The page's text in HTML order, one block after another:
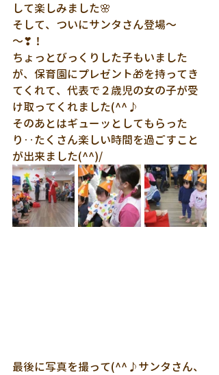
して楽しみました🌸
そして、ついにサンタさん登場～
～❣！
ちょっとびっくりした子もいました
が、保育園にプレゼント🎁を持ってき
てくれて、代表で２歳児の女の子が受
け取ってくれました(^^♪
そのあとはギューッとしてもらった
り‥たくさん楽しい時間を過ごすこと
が出来ました(^^)/
最後に写真を撮って(^^♪サンタさん、